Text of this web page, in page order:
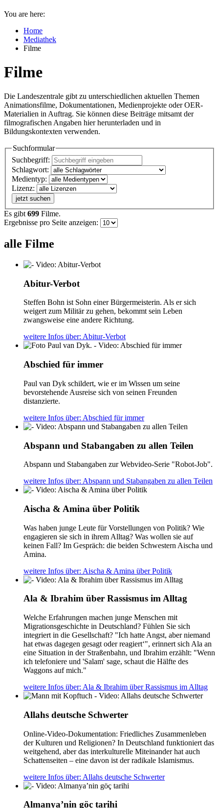
You are here:
Home
Mediathek
Filme
Filme
Die Landeszentrale gibt zu unterschiedlichen aktuellen Themen
Animationsfilme, Dokumentationen, Medienprojekte oder OER-
Materialien in Auftrag. Sie können diese Beiträge mitsamt der
filmografischen Angaben hier herunterladen und in
Bildungskontexten verwenden.
Suchformular
Suchbegriff:
Schlagwort:
Medientyp:
Lizenz:
jetzt suchen
Es gibt 699 Filme.
Ergebnisse pro Seite anzeigen:
alle Filme
Abitur-Verbot
Steffen Bohn ist Sohn einer Bürgermeisterin. Als er sich
weigert zum Militär zu gehen, bekommt sein Leben
zwangsweise eine andere Richtung.
weitere Infos über: Abitur-Verbot
Abschied für immer
Paul van Dyk schildert, wie er im Wissen um seine
bevorstehende Ausreise sich von seinen Freunden
distanzierte.
weitere Infos über: Abschied für immer
Abspann und Stabangaben zu allen Teilen
Abspann und Stabangaben zur Webvideo-Serie "Robot-Job".
weitere Infos über: Abspann und Stabangaben zu allen Teilen
Aischa & Amina über Politik
Was haben junge Leute für Vorstellungen von Politik? Wie
engagieren sie sich in ihrem Alltag? Was wollen sie auf
keinen Fall? Im Gespräch: die beiden Schwestern Aischa und
Amina.
weitere Infos über: Aischa & Amina über Politik
Ala & Ibrahim über Rassismus im Alltag
Welche Erfahrungen machen junge Menschen mit
Migrationsgeschichte in Deutschland? Fühlen Sie sich
integriert in die Gesellschaft? "Ich hatte Angst, aber niemand
hat etwas dagegen gesagt oder reagiert‘", erinnert sich Ala an
eine Situation in der Straßenbahn, und Ibrahim erzählt: "Wenn
ich telefoniere und 'Salam' sage, schaut die Hälfte des
Waggons auf mich."
weitere Infos über: Ala & Ibrahim über Rassismus im Alltag
Allahs deutsche Schwerter
Online-Video-Dokumentation: Friedliches Zusammenleben
der Kulturen und Religionen? In Deutschland funktioniert das
weitgehend, aber das interkulturelle Miteinander hat auch
Schattenseiten – eine davon ist der radikale Islamismus.
weitere Infos über: Allahs deutsche Schwerter
Almanya’nin göç tarihi